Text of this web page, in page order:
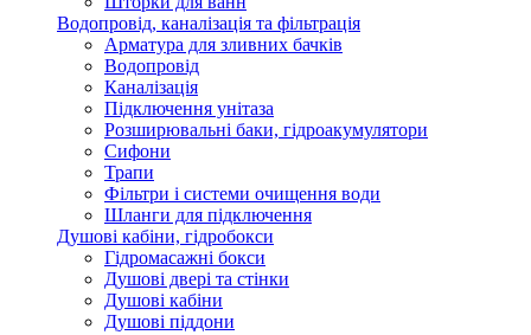
Водопровід, каналізація та фільтрація
Арматура для зливних бачків
Водопровід
Каналізація
Підключення унітаза
Розширювальні баки, гідроакумулятори
Сифони
Трапи
Фільтри і системи очищення води
Шланги для підключення
Душові кабіни, гідробокси
Гідромасажні бокси
Душові двері та стінки
Душові кабіни
Душові піддони